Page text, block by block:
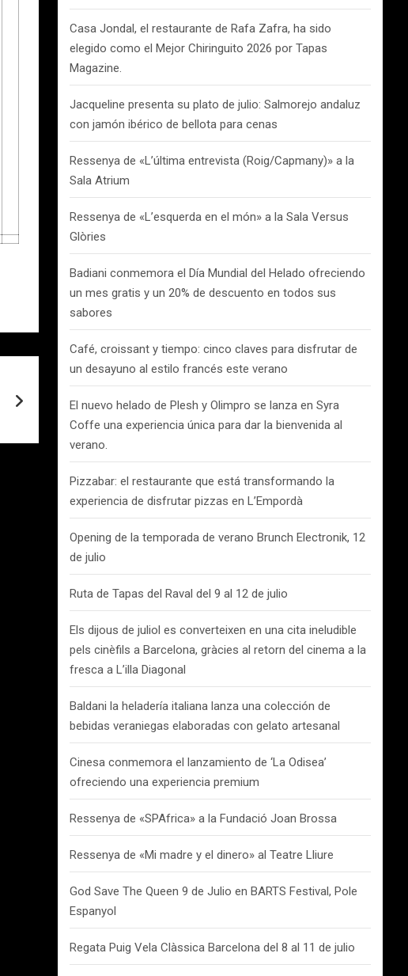
Casa Jondal, el restaurante de Rafa Zafra, ha sido
elegido como el Mejor Chiringuito 2026 por Tapas
Magazine.
Jacqueline presenta su plato de julio: Salmorejo andaluz
con jamón ibérico de bellota para cenas
Ressenya de «L’última entrevista (Roig/Capmany)» a la
Sala Atrium
Ressenya de «L’esquerda en el món» a la Sala Versus
Glòries
Badiani conmemora el Día Mundial del Helado ofreciendo
un mes gratis y un 20% de descuento en todos sus
sabores
Café, croissant y tiempo: cinco claves para disfrutar de
un desayuno al estilo francés este verano
El nuevo helado de Plesh y Olimpro se lanza en Syra
Coffe una experiencia única para dar la bienvenida al
verano.
Pizzabar: el restaurante que está transformando la
experiencia de disfrutar pizzas en L’Empordà
Opening de la temporada de verano Brunch Electronik, 12
de julio
Ruta de Tapas del Raval del 9 al 12 de julio
Els dijous de juliol es converteixen en una cita ineludible
pels cinèfils a Barcelona, gràcies al retorn del cinema a la
fresca a L’illa Diagonal
Baldani la heladería italiana lanza una colección de
bebidas veraniegas elaboradas con gelato artesanal
Cinesa conmemora el lanzamiento de ‘La Odisea’
ofreciendo una experiencia premium
Ressenya de «SPAfrica» a la Fundació Joan Brossa
Ressenya de «Mi madre y el dinero» al Teatre Lliure
God Save The Queen 9 de Julio en BARTS Festival, Pole
Espanyol
Regata Puig Vela Clàssica Barcelona del 8 al 11 de julio